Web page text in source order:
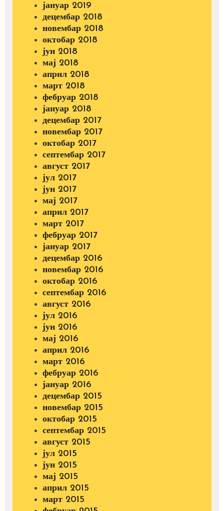
јануар 2019
децембар 2018
новембар 2018
октобар 2018
јун 2018
мај 2018
април 2018
март 2018
фебруар 2018
јануар 2018
децембар 2017
новембар 2017
октобар 2017
септембар 2017
август 2017
јул 2017
јун 2017
мај 2017
април 2017
март 2017
фебруар 2017
јануар 2017
децембар 2016
новембар 2016
октобар 2016
септембар 2016
август 2016
јул 2016
јун 2016
мај 2016
април 2016
март 2016
фебруар 2016
јануар 2016
децембар 2015
новембар 2015
октобар 2015
септембар 2015
август 2015
јул 2015
јун 2015
мај 2015
април 2015
март 2015